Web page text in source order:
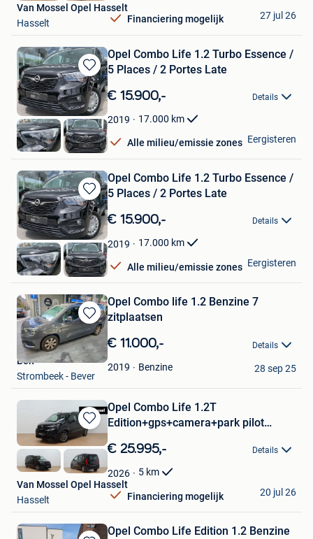
Financiering mogelijk
Van Mossel Opel Hasselt
Hasselt
27 jul 26
Bewaren
in
Mijn
Favorieten
Opel Combo Life 1.2 Turbo Essence /
5 Places / 2 Portes Late
€ 15.900,- Details
2019 17.000 km
Alle milieu/emissie zones
OXO Cars
Luttre
Eergisteren
Bewaren
in
Mijn
Favorieten
Opel Combo Life 1.2 Turbo Essence /
5 Places / 2 Portes Late
€ 15.900,- Details
2019 17.000 km
Alle milieu/emissie zones
OXO Cars
Luttre
Eergisteren
Bewaren
in
Mijn
Favorieten
Opel Combo life 1.2 Benzine 7
zitplaatsen
€ 11.000,- Details
2019 Benzine
Ben
Strombeek - Bever
28 sep 25
Bewaren
in
Mijn
Favorieten
Opel Combo Life 1.2T
Edition+gps+camera+park pilot
€ 25.995,- Details
2026 5 km
Financiering mogelijk
Van Mossel Opel Hasselt
Hasselt
20 jul 26
Opel Combo Life Edition 1.2 Benzine